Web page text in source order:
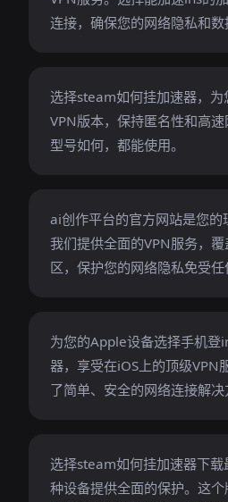
连接，确保您的网络隐私和数
选择steam如何挂加速器，为
VPN版本，保持匿名性和高
型号如何，都能使用。
ai创作平台的官方网站是您的
我们提供全面的VPN服务，
区，保护您的网络隐私免受任
为您的Apple设备选择手机登
器，享受在iOS上的顶级VPN
了简单、安全的网络连接解决
选择steam如何挂加速器下载
种设备提供全面的保护。这